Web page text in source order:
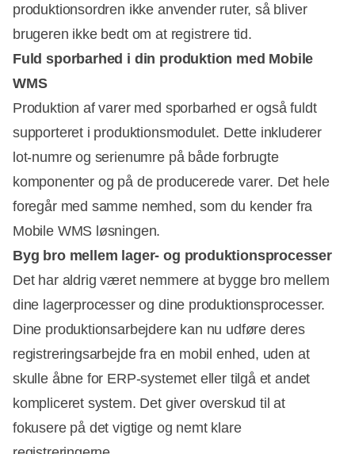
produktionsordren ikke anvender ruter, så bliver
brugeren ikke bedt om at registrere tid.
Fuld sporbarhed i din produktion med Mobile
WMS
Produktion af varer med sporbarhed er også fuldt
supporteret i produktionsmodulet. Dette inkluderer
lot-numre og serienumre på både forbrugte
komponenter og på de producerede varer. Det hele
foregår med samme nemhed, som du kender fra
Mobile WMS løsningen.
Byg bro mellem lager- og produktionsprocesser
Det har aldrig været nemmere at bygge bro mellem
dine lagerprocesser og dine produktionsprocesser.
Dine produktionsarbejdere kan nu udføre deres
registreringsarbejde fra en mobil enhed, uden at
skulle åbne for ERP-systemet eller tilgå et andet
kompliceret system. Det giver overskud til at
fokusere på det vigtige og nemt klare